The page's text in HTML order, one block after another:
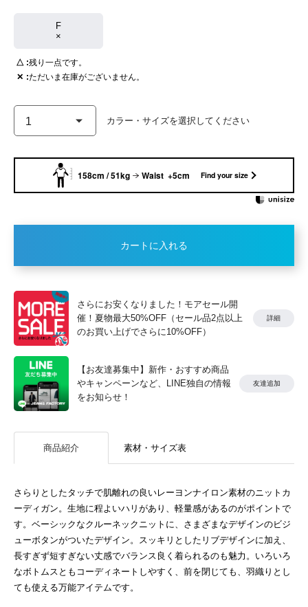
F
×
△ 残り一点です。
✕
ただいま在庫がございません。
158cm / 51kg Waist +5cm Find your size
カートに入れる
さらにお安くなりました！モアセール開
催！夏物最大50%OFF（セール品2点以上
のお買い上げでさらに10%OFF）
詳細
【お友達募集中】新作・おすすめ商品
やキャンペーンなど、LINE独自の情報
をお知らせ！
友達追加
商品紹介 素材・サイズ表
さらりとしたタッチで肌離れの良いレーヨンナイロン素材のニットカ
ーディガン。生地に程よいハリがあり、軽量感があるのがポイントで
す。ベーシックなクルーネックニットに、さまざまなデザインのビジ
ューボタンがついたデザイン。スッキリとしたリブデザインに加え、
長すぎず短すぎない丈感でバランス良く着られるのも魅力。いろいろ
なボトムスともコーディネートしやすく、前を閉じても、羽織りとし
ても使える万能アイテムです。